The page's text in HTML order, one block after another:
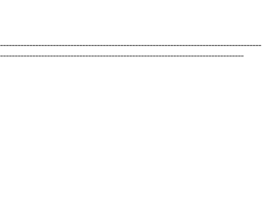
-----------------------------------------------------------------------------------------
-----------------------------------------------------------------------------------